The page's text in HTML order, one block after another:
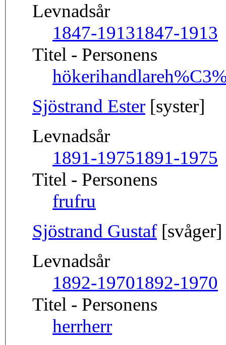
Levnadsår
1847-19131847-1913
Titel - Personens
hökerihandlare
Sjöstrand Ester [syster]
Levnadsår
1891-19751891-1975
Titel - Personens
frufru
Sjöstrand Gustaf[svåger]
Levnadsår
1892-19701892-1970
Titel - Personens
herrherr